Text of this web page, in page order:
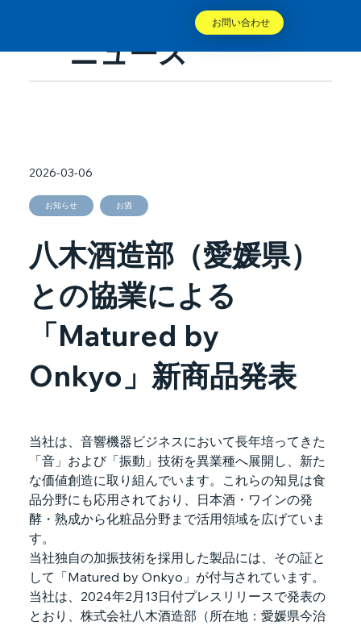
お問い合わせ
ニュース
八木酒造部（愛媛県）
との協業による
「Matured by
Onkyo」新商品発表
お知らせ お酒
2026-03-06
当社は、音響機器ビジネスにおいて長年培ってきた
「音」および「振動」技術を異業種へ展開し、新た
な価値創造に取り組んでいます。これらの知見は食
品分野にも応用されており、日本酒・ワインの発
酵・熟成から化粧品分野まで活用領域を広げていま
す。
当社独自の加振技術を採用した製品には、その証と
して「Matured by Onkyo」が付与されています。
当社は、2024年2月13日付プレスリリースで発表の
とおり、株式会社八木酒造部（所在地：愛媛県今治